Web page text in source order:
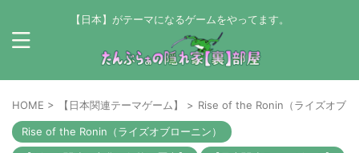
【日本】がテーマになるゲームをやってます。
HOME > 【日本関連テーマゲーム】 > Rise of the Ronin（ライズオブロ
Rise of the Ronin（ライズオブローニン）